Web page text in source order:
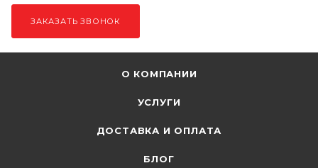
ЗАКАЗАТЬ ЗВОНОК
О КОМПАНИИ
УСЛУГИ
ДОСТАВКА И ОПЛАТА
БЛОГ